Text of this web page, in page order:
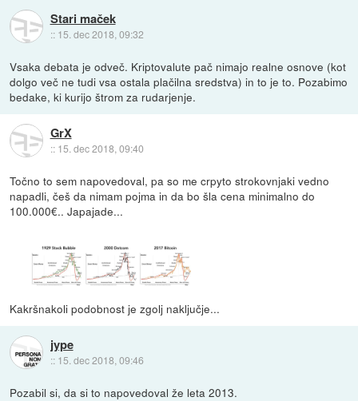
Stari maček
:: 15. dec 2018, 09:32
Vsaka debata je odveč. Kriptovalute pač nimajo realne osnove (kot
dolgo več ne tudi vsa ostala plačilna sredstva) in to je to. Pozabimo
bedake, ki kurijo štrom za rudarjenje.
GrX
:: 15. dec 2018, 09:40
Točno to sem napovedoval, pa so me crpyto strokovnjaki vedno
napadli, češ da nimam pojma in da bo šla cena minimalno do
100.000€.. Japajade...
Kakršnakoli podobnost je zgolj naključje...
jype
:: 15. dec 2018, 09:46
Pozabil si, da si to napovedoval že leta 2013.